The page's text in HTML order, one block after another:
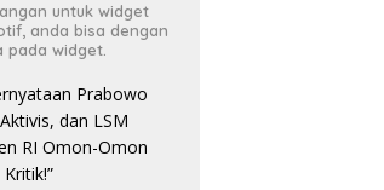
untuk widget
anda bisa dengan
pada widget.